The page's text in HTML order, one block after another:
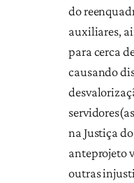
do
auxiliares,
para cerca
causando
na Justiça
anteprojeto
outras